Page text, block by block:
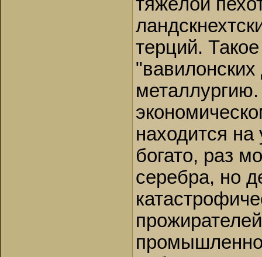
терций.
находится на
богато, раз
серебра, но